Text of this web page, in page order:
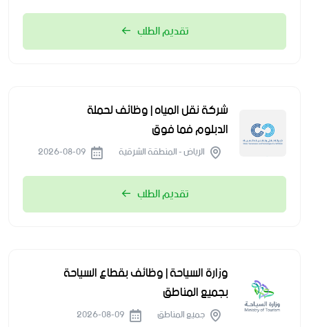
تقديم الطلب
شركة نقل المياه | وظائف لحملة
الدبلوم فما فوق
الرياض - المنطقة الشرقية
تقديم الطلب
وزارة السياحة | وظائف بقطاع السياحة
بجميع المناطق
جميع المناطق